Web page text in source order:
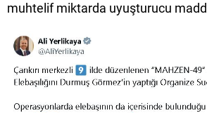
muhtelif miktarda uyuşturucu